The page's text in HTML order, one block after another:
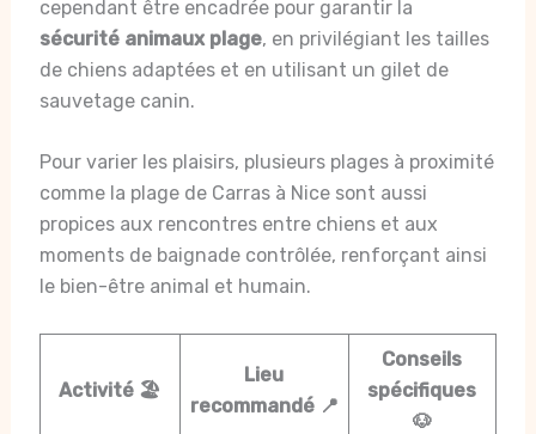
cependant être encadrée pour garantir la
sécurité animaux plage, en privilégiant les tailles
de chiens adaptées et en utilisant un gilet de
sauvetage canin.
Pour varier les plaisirs, plusieurs plages à proximité
comme la plage de Carras à Nice sont aussi
propices aux rencontres entre chiens et aux
moments de baignade contrôlée, renforçant ainsi
le bien-être animal et humain.
Activité 🏖️
Lieu
recommandé 📍
Conseils
spécifiques
🐶